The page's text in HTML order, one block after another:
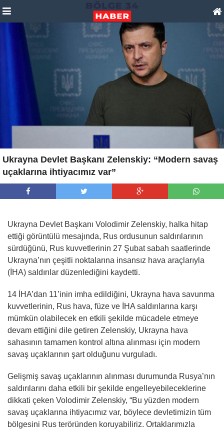
Ukrayna Devlet Başkanı Zelenskiy: “Modern savaş
uçaklarına ihtiyacımız var”
Ukrayna Devlet Başkanı Volodimir Zelenskiy, halka hitap
ettiği görüntülü mesajında, Rus ordusunun saldırılarının
sürdüğünü, Rus kuvvetlerinin 27 Şubat sabah saatlerinde
Ukrayna’nın çeşitli noktalarına insansız hava araçlarıyla
(İHA) saldırılar düzenlediğini kaydetti.
14 İHA’dan 11’inin imha edildiğini, Ukrayna hava savunma
kuvvetlerinin, Rus hava, füze ve İHA saldırılarına karşı
mümkün olabilecek en etkili şekilde mücadele etmeye
devam ettiğini dile getiren Zelenskiy, Ukrayna hava
sahasının tamamen kontrol altına alınması için modern
savaş uçaklarının şart olduğunu vurguladı.
Gelişmiş savaş uçaklarının alınması durumunda Rusya’nın
saldırılarını daha etkili bir şekilde engelleyebileceklerine
dikkati çeken Volodimir Zelenskiy, “Bu yüzden modern
savaş uçaklarına ihtiyacımız var, böylece devletimizin tüm
bölgesini Rus teröründen koruyabiliriz. Ortaklarımızla